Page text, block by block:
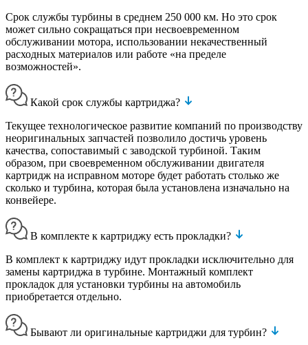
Срок службы турбины в среднем 250 000 км. Но это срок
может сильно сокращаться при несвоевременном
обслуживании мотора, использовании некачественный
расходных материалов или работе «на пределе
возможностей».
Какой срок службы картриджа?
Текущее технологическое развитие компаний по производству
неоригинальных запчастей позволило достичь уровень
качества, сопоставимый с заводской турбиной. Таким
образом, при своевременном обслуживании двигателя
картридж на исправном моторе будет работать столько же
сколько и турбина, которая была установлена изначально на
конвейере.
В комплекте к картриджу есть прокладки?
В комплект к картриджу идут прокладки исключительно для
замены картриджа в турбине. Монтажный комплект
прокладок для установки турбины на автомобиль
приобретается отдельно.
Бывают ли оригинальные картриджи для турбин?